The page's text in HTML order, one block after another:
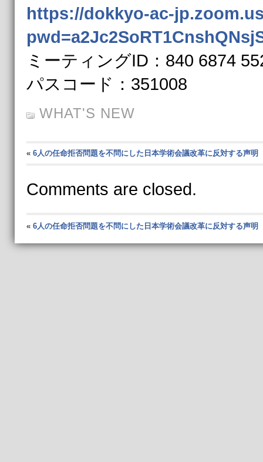
https://dokkyo-ac-
ミーティングID：840 6874
パスコード：351008
WHAT'S NEW
« 6人の任命拒否問題を不問にした日本学術会議改革に反対する声明
Comments are closed.
« 6人の任命拒否問題を不問にした日本学術会議改革に反対する声明